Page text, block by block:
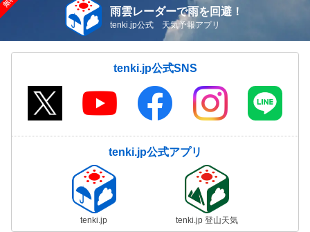
雨雲レーダーで雨を回避！
tenki.jp公式 天気予報アプリ
tenki.jp公式SNS
tenki.jp公式アプリ
tenki.jp tenki.jp 登山天気